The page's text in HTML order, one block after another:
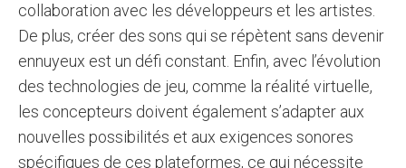
collaboration avec les développeurs et les artistes.
De plus, créer des sons qui se répètent sans devenir
ennuyeux est un défi constant. Enfin, avec l’évolution
des technologies de jeu, comme la réalité virtuelle,
les concepteurs doivent également s’adapter aux
nouvelles possibilités et aux exigences sonores
spécifiques de ces plateformes, ce qui nécessite